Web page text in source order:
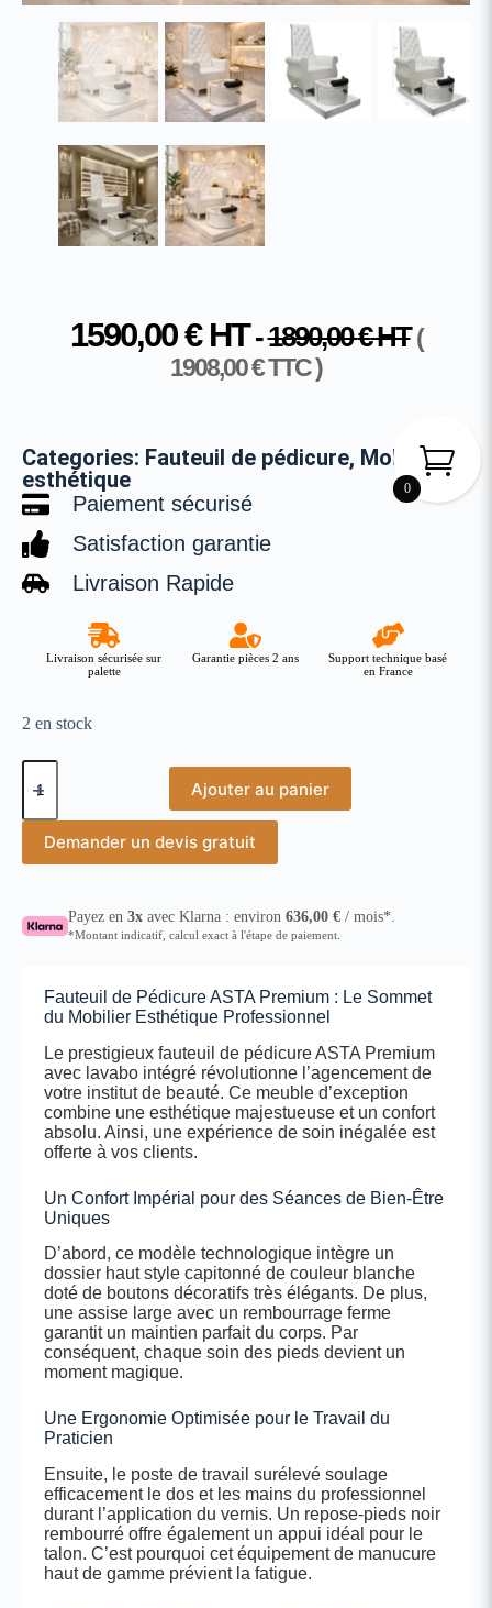
1590,00€HT-1890,00€HT (
1908,00€TTC )
Categories: Fauteuil de pédicure, Mobilier
esthétique
Paiement sécurisé
Satisfaction garantie
Livraison Rapide
Livraison sécurisée sur
palette
Garantie pièces 2 ans
Support technique basé
en France
2 en stock
Ajouter au panier
Demander un devis gratuit
Payez en3x avec Klarna : environ636,00€ / mois*.
*Montant indicatif, calcul exact à l'étape de paiement.
Fauteuil de Pédicure ASTA Premium : Le Sommet
du Mobilier Esthétique Professionnel
Le prestigieux fauteuil de pédicure ASTA Premium
avec lavabo intégré révolutionne l’agencement de
votre institut de beauté. Ce meuble d’exception
combine une esthétique majestueuse et un confort
absolu. Ainsi, une expérience de soin inégalée est
offerte à vos clients.
Un Confort Impérial pour des Séances de Bien-Être
Uniques
D’abord, ce modèle technologique intègre un
dossier haut style capitonné de couleur blanche
doté de boutons décoratifs très élégants. De plus,
une assise large avec un rembourrage ferme
garantit un maintien parfait du corps. Par
conséquent, chaque soin des pieds devient un
moment magique.
Une Ergonomie Optimisée pour le Travail du
Praticien
Ensuite, le poste de travail surélevé soulage
efficacement le dos et les mains du professionnel
durant l’application du vernis. Un repose-pieds noir
rembourré offre également un appui idéal pour le
talon. C’est pourquoi cet équipement de manucure
haut de gamme prévient la fatigue.
0